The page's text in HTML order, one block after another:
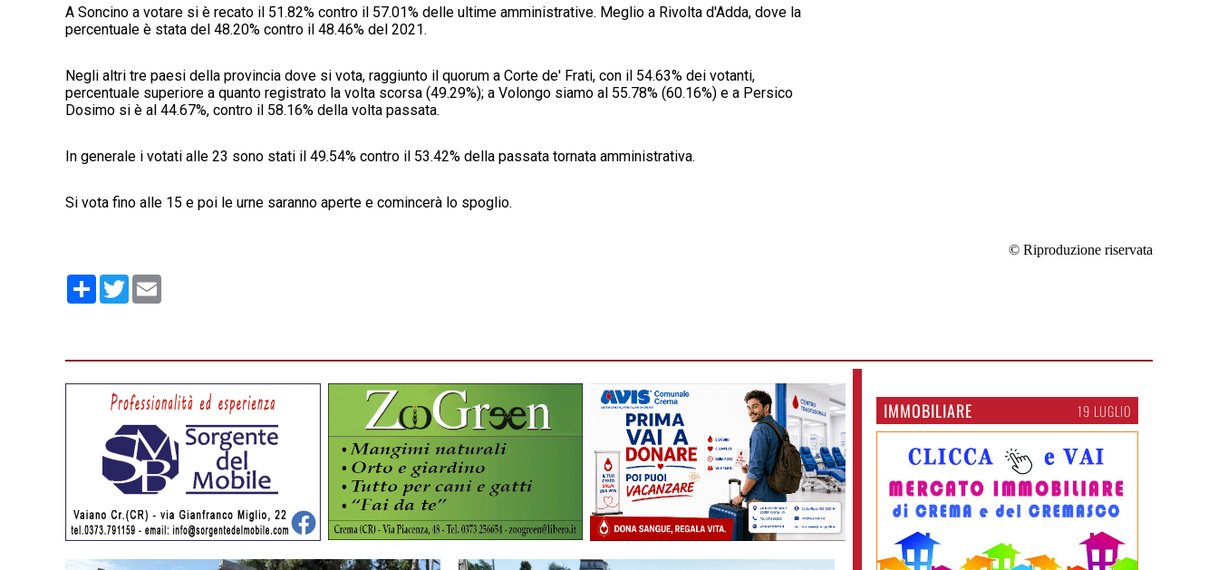
A Soncino a votare si è recato il 51.82% contro il 57.01% delle ultime amministrative. Meglio a Rivolta d'Adda, dove la
percentuale è stata del 48.20% contro il 48.46% del 2021.
Negli altri tre paesi della provincia dove si vota, raggiunto il quorum a Corte de' Frati, con il 54.63% dei votanti,
percentuale superiore a quanto registrato la volta scorsa (49.29%); a Volongo siamo al 55.78% (60.16%) e a Persico
Dosimo si è al 44.67%, contro il 58.16% della volta passata.
In generale i votati alle 23 sono stati il 49.54% contro il 53.42% della passata tornata amministrativa.
Si vota fino alle 15 e poi le urne saranno aperte e comincerà lo spoglio.
© Riproduzione riservata
Condividi
Twitter
IMMOBILIARE 19 LUGLIO